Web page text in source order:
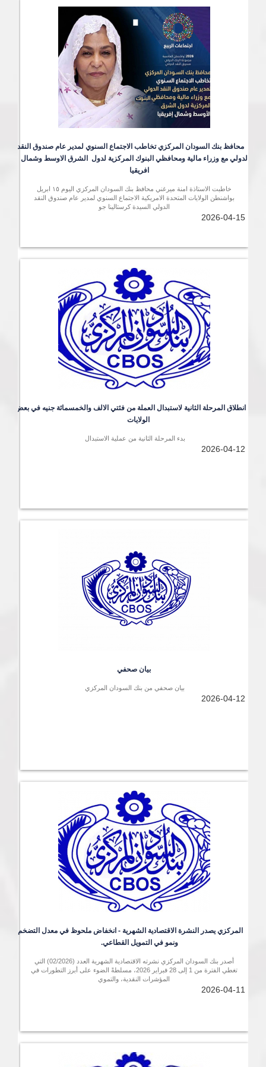
افريقيا
خاطبت الاستاذة امنة ميرغني محافظ بنك السودان المركزي اليوم ١٥ ابريل
بواشنطن الولايات المتحدة الامريكية الاجتماع السنوي لمدير عام صندوق النقد
الدولي السيدة كرستالينا جو
2026-04-15
الولايات
بدء المرحلة الثانية من عملية الاستبدال
2026-04-12
بيان صحفي
بيان صحفي من بنك السودان المركزي
2026-04-12
ونمو في التمويل القطاعي.
أصدر بنك السودان المركزي نشرته الاقتصادية الشهرية العدد (02/2026) التي
تغطي الفترة من 1 إلى 28 فبراير 2026، مسلطةً الضوء على أبرز التطورات في
المؤشرات النقدية، والتموي
2026-04-11